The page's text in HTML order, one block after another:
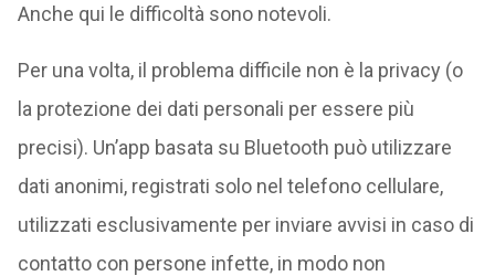
Anche qui le difficoltà sono notevoli.
Per una volta, il problema difficile non è la privacy (o
la protezione dei dati personali per essere più
precisi). Un’app basata su Bluetooth può utilizzare
dati anonimi, registrati solo nel telefono cellulare,
utilizzati esclusivamente per inviare avvisi in caso di
contatto con persone infette, in modo non